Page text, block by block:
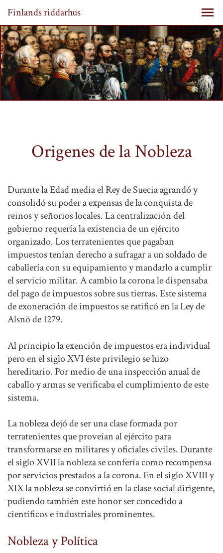
Finlands riddarhus
Origenes de la Nobleza
Durante la Edad media el Rey de Suecia agrandó y
consolidó su poder a expensas de la conquista de
reinos y señorios locales. La centralización del
gobierno requería la existencia de un ejército
organizado. Los terratenientes que pagaban
impuestos tenían derecho a sufragar a un soldado de
caballería con su equipamiento y mandarlo a cumplir
el servicio militar. A cambio la corona le dispensaba
del pago de impuestos sobre sus tierras. Este sistema
de exoneración de impuestos se ratificó en la Ley de
Alsnö de 1279.
Al principio la exención de impuestos era individual
pero en el siglo XVI éste privilegio se hizo
hereditario. Por medio de una inspección anual de
caballo y armas se verificaba el cumplimiento de este
sistema.
La nobleza dejó de ser una clase formada por
terratenientes que proveían al ejército para
transformarse en militares y oficiales civiles. Durante
el siglo XVII la nobleza se confería como recompensa
por servicios prestados a la corona. En el siglo XVIII y
XIX la nobleza se convirtió en la clase social dirigente,
pudiendo también este honor ser concedido a
científicos e industriales prominentes.
Nobleza y Política